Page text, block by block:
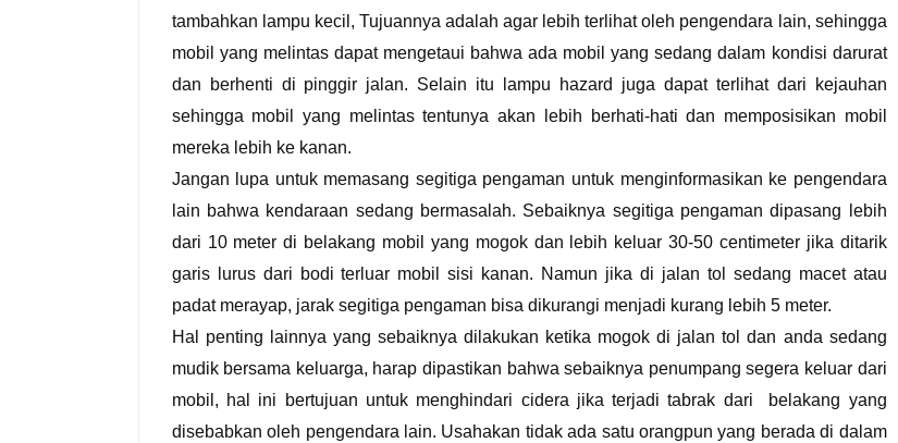
tambahkan lampu kecil, Tujuannya adalah agar lebih terlihat oleh pengendara lain, sehingga
mobil yang melintas dapat mengetaui bahwa ada mobil yang sedang dalam kondisi darurat
dan berhenti di pinggir jalan. Selain itu lampu hazard juga dapat terlihat dari kejauhan
sehingga mobil yang melintas tentunya akan lebih berhati-hati dan memposisikan mobil
mereka lebih ke kanan.
Jangan lupa untuk memasang segitiga pengaman untuk menginformasikan ke pengendara
lain bahwa kendaraan sedang bermasalah. Sebaiknya segitiga pengaman dipasang lebih
dari 10 meter di belakang mobil yang mogok dan lebih keluar 30-50 centimeter jika ditarik
garis lurus dari bodi terluar mobil sisi kanan. Namun jika di jalan tol sedang macet atau
padat merayap, jarak segitiga pengaman bisa dikurangi menjadi kurang lebih 5 meter.
Hal penting lainnya yang sebaiknya dilakukan ketika mogok di jalan tol dan anda sedang
mudik bersama keluarga, harap dipastikan bahwa sebaiknya penumpang segera keluar dari
mobil, hal ini bertujuan untuk menghindari cidera jika terjadi tabrak dari belakang yang
disebabkan oleh pengendara lain. Usahakan tidak ada satu orangpun yang berada di dalam